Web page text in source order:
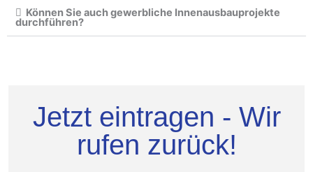
Können Sie auch gewerbliche Innenausbauprojekte
durchführen?
Jetzt eintragen - Wir
rufen zurück!